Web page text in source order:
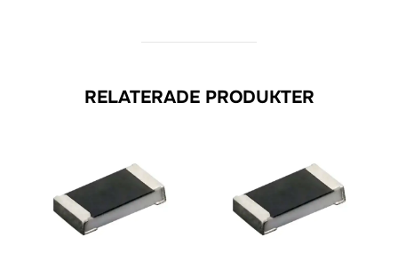
RELATERADE PRODUKTER